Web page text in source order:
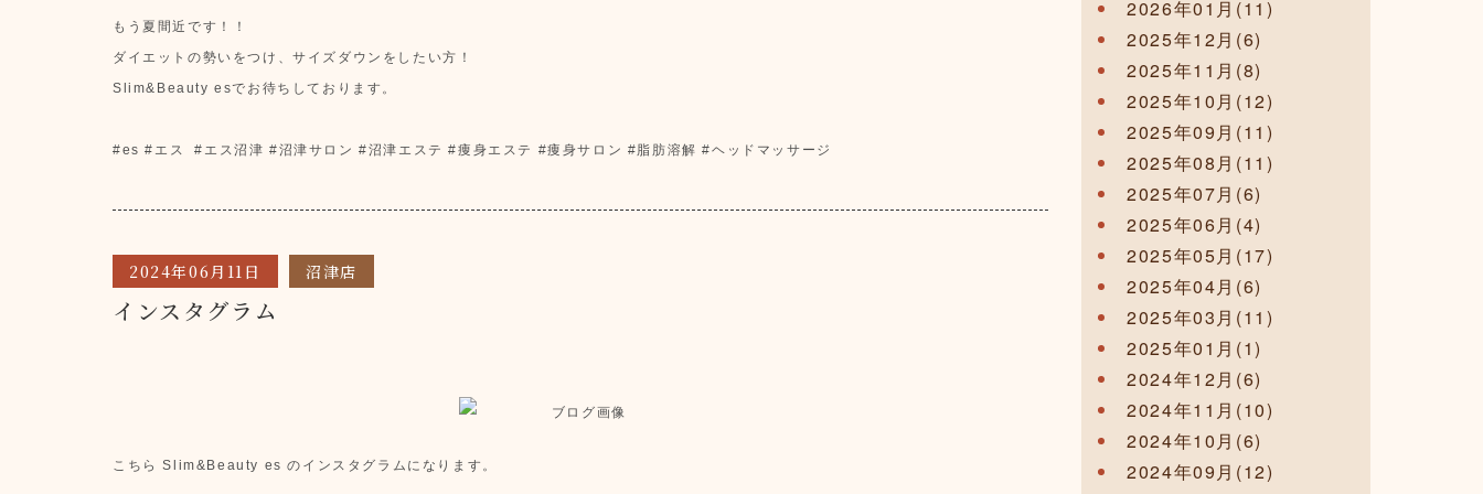
もう夏間近です！！
ダイエットの勢いをつけ、サイズダウンをしたい方！
Slim&Beauty esでお待ちしております。
#es #エス #エス沼津 #沼津サロン #沼津エステ #痩身エステ #痩身サロン #脂肪溶解 #ヘッドマッサージ
2024年06月11日 沼津店
インスタグラム
こちら Slim&Beauty es のインスタグラムになります。
2026年01月(11)
2025年12月(6)
2025年11月(8)
2025年10月(12)
2025年09月(11)
2025年08月(11)
2025年07月(6)
2025年06月(4)
2025年05月(17)
2025年04月(6)
2025年03月(11)
2025年01月(1)
2024年12月(6)
2024年11月(10)
2024年10月(6)
2024年09月(12)